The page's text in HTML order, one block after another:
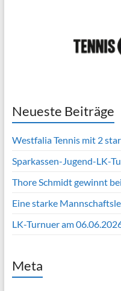
Neueste Beiträge
Westfalia Tennis mit 2
Sparkassen-Jugend-LK-
Thore Schmidt gewinnt
Eine starke
LK-Turnuer am
Meta